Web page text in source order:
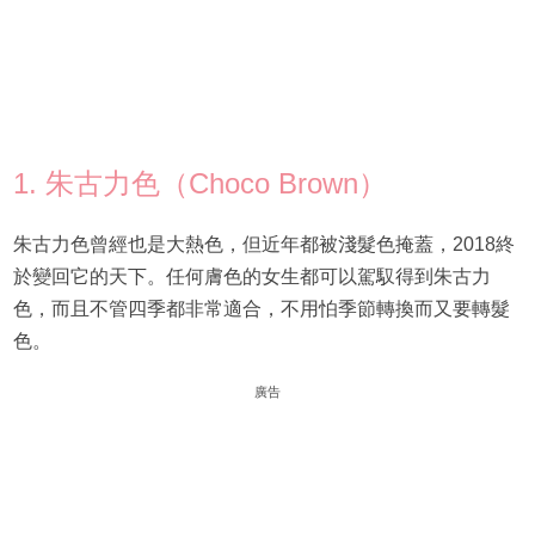
1. 朱古力色（Choco Brown）
朱古力色曾經也是大熱色，但近年都被淺髮色掩蓋，2018終
於變回它的天下。任何膚色的女生都可以駕馭得到朱古力
色，而且不管四季都非常適合，不用怕季節轉換而又要轉髮
色。
廣告